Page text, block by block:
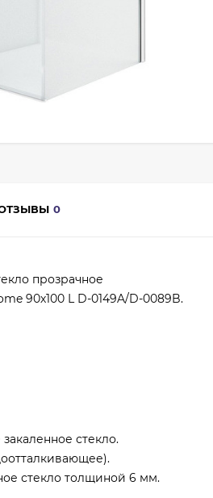
0
прозрачное
90х100 L D-0149A/D-0089B.
стекло.
стекло толщиной 6 мм.